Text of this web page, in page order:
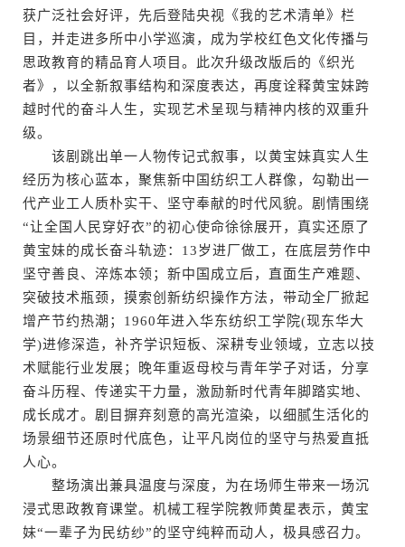
获广泛社会好评，先后登陆央视《我的艺术清单》栏
目，并走进多所中小学巡演，成为学校红色文化传播与
思政教育的精品育人项目。此次升级改版后的《织光
者》，以全新叙事结构和深度表达，再度诠释黄宝妹跨
越时代的奋斗人生，实现艺术呈现与精神内核的双重升
级。
该剧跳出单一人物传记式叙事，以黄宝妹真实人生
经历为核心蓝本，聚焦新中国纺织工人群像，勾勒出一
代产业工人质朴实干、坚守奉献的时代风貌。剧情围绕
“让全国人民穿好衣”的初心使命徐徐展开，真实还原了
黄宝妹的成长奋斗轨迹：13岁进厂做工，在底层劳作中
坚守善良、淬炼本领；新中国成立后，直面生产难题、
突破技术瓶颈，摸索创新纺织操作方法，带动全厂掀起
增产节约热潮；1960年进入华东纺织工学院(现东华大
学)进修深造，补齐学识短板、深耕专业领域，立志以技
术赋能行业发展；晚年重返母校与青年学子对话，分享
奋斗历程、传递实干力量，激励新时代青年脚踏实地、
成长成才。剧目摒弃刻意的高光渲染，以细腻生活化的
场景细节还原时代底色，让平凡岗位的坚守与热爱直抵
人心。
整场演出兼具温度与深度，为在场师生带来一场沉
浸式思政教育课堂。机械工程学院教师黄星表示，黄宝
妹“一辈子为民纺纱”的坚守纯粹而动人，极具感召力。